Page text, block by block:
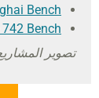
Bench
Bench
تصوير